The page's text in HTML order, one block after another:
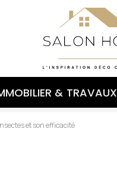
& TRAVAUX
et son efficacité